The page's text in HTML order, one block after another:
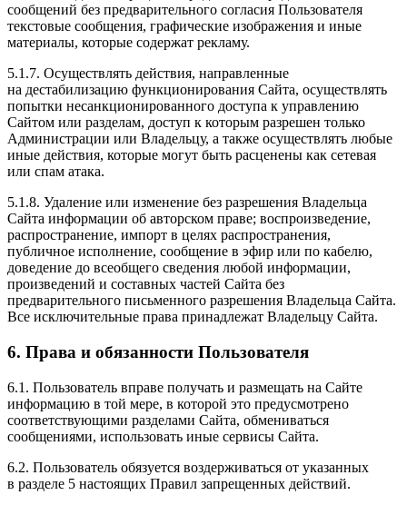
сообщений без предварительного согласия Пользователя
текстовые сообщения, графические изображения и иные
материалы, которые содержат рекламу.
5.1.7. Осуществлять действия, направленные
на дестабилизацию функционирования Сайта, осуществлять
попытки несанкционированного доступа к управлению
Сайтом или разделам, доступ к которым разрешен только
Администрации или Владельцу, а также осуществлять любые
иные действия, которые могут быть расценены как сетевая
или спам атака.
5.1.8. Удаление или изменение без разрешения Владельца
Сайта информации об авторском праве; воспроизведение,
распространение, импорт в целях распространения,
публичное исполнение, сообщение в эфир или по кабелю,
доведение до всеобщего сведения любой информации,
произведений и составных частей Сайта без
предварительного письменного разрешения Владельца Сайта.
Все исключительные права принадлежат Владельцу Сайта.
6. Права и обязанности Пользователя
6.1. Пользователь вправе получать и размещать на Сайте
информацию в той мере, в которой это предусмотрено
соответствующими разделами Сайта, обмениваться
сообщениями, использовать иные сервисы Сайта.
6.2. Пользователь обязуется воздерживаться от указанных
в разделе 5 настоящих Правил запрещенных действий.